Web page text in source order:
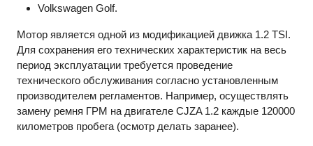
Volkswagen Golf.
Мотор является одной из модификацией движка 1.2 TSI.
Для сохранения его технических характеристик на весь
период эксплуатации требуется проведение
технического обслуживания согласно установленным
производителем регламентов. Например, осуществлять
замену ремня ГРМ на двигателе CJZA 1.2 каждые 120000
километров пробега (осмотр делать заранее).